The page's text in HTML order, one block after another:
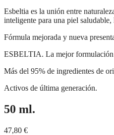
Esbeltia es la unión entre
inteligente para una piel
Fórmula mejorada y nueva
ESBELTIA. La mejor formulación
Más del 95% de ingredientes de
Activos de última generación.
50 ml.
47,80 €